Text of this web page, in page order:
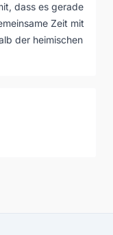
dass es gerade
Zeit mit
der heimischen